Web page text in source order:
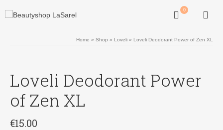
0
Home » Shop » Loveli » Loveli Deodorant Power of Zen XL
Loveli Deodorant Power
of Zen XL
€15.00